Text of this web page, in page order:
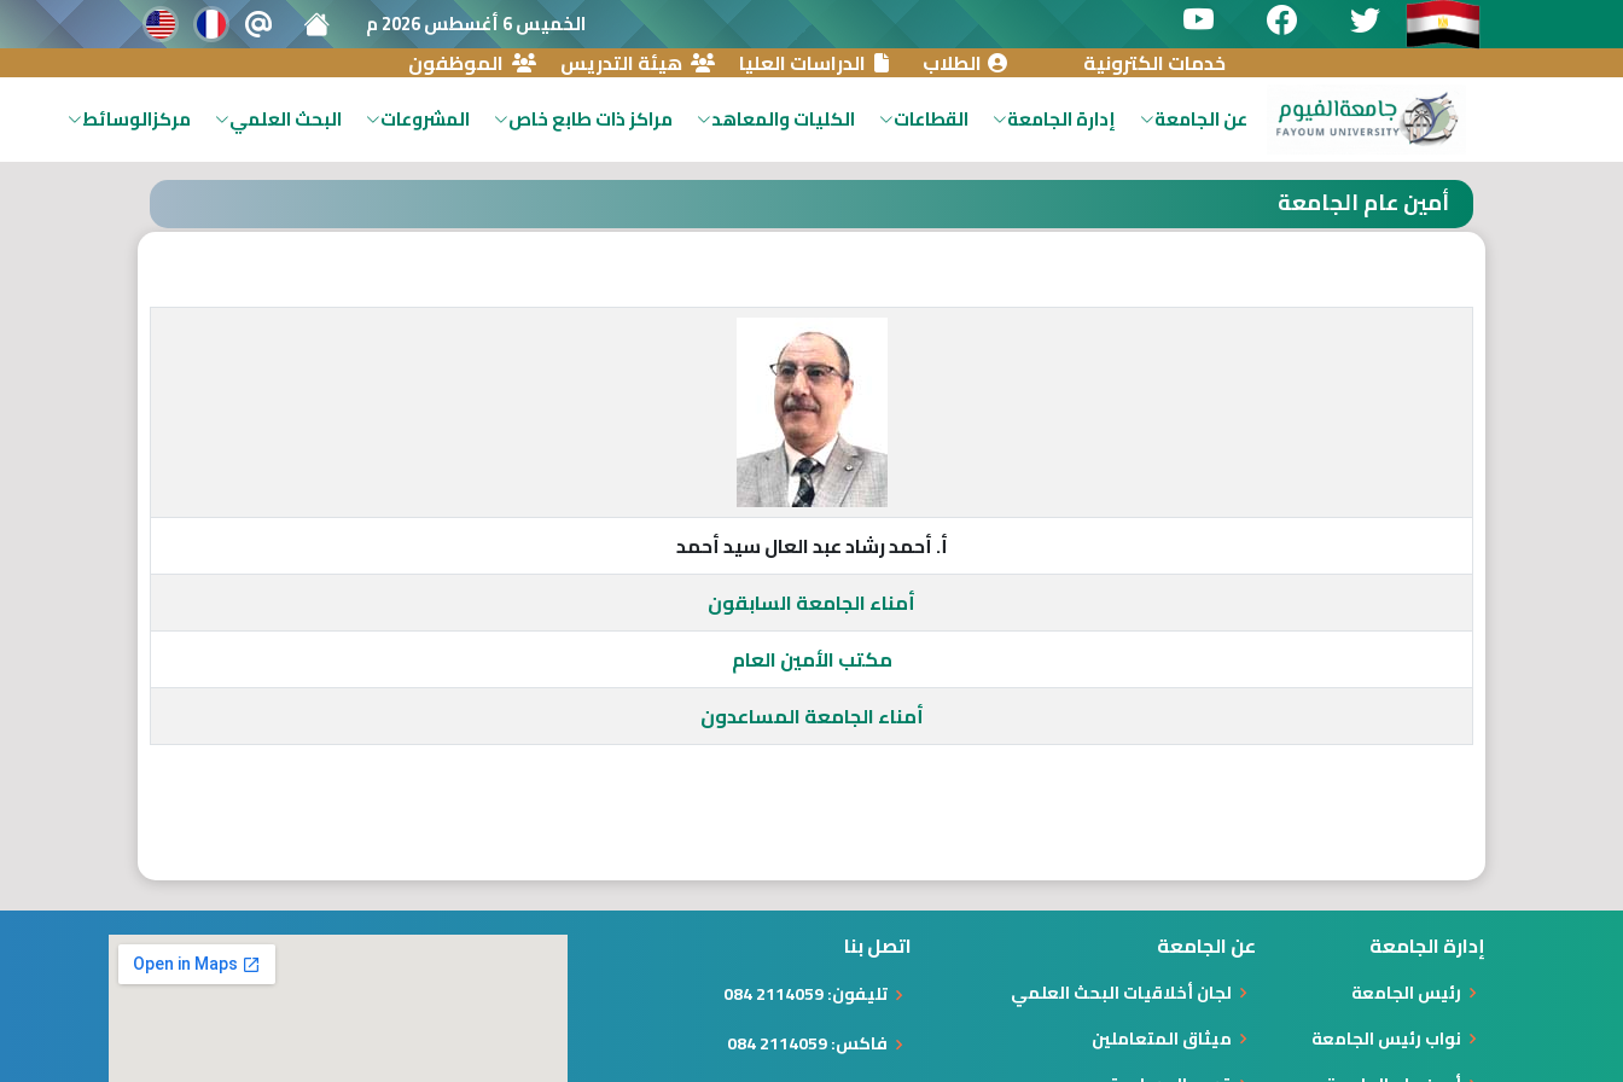
الخميس 6 أغسطس 2026 م
هيئة التدريس خدمات الكترونية
عن الجامعة إدارة الجامعة القطاعات الكليات والمعاهد مراكز ذات طابع خاص المشروعات البحث العلمي مركزالوسائط
أمين عام الجامعة
أ. أحمد رشاد عبد العال سيد أحمد
أمناء الجامعة السابقون
مكتب الأمين العام
أمناء الجامعة المساعدون
إدارة الجامعة
رئيس الجامعة
نواب رئيس الجامعة
عن الجامعة
لجان أخلاقيات البحث العلمي
ميثاق المتعاملين
اتصل بنا
تليفون: 2114059 084
فاكس: 2114059 084